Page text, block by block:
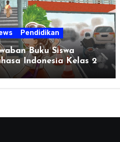
Pendidikan
Buku Siswa
Indonesia Kelas 2
51 BAB 2